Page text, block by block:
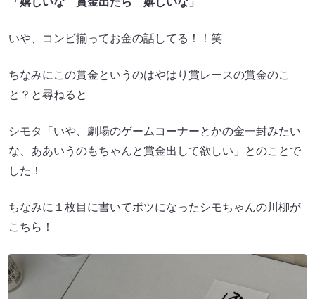
いや、コンビ揃ってお金の話してる！！笑
ちなみにこの賞金というのはやはり賞レースの賞金のこ
と？と尋ねると
シモタ「いや、劇場のゲームコーナーとかの金一封みたい
な、ああいうのもちゃんと賞金出して欲しい」とのことで
した！
ちなみに１枚目に書いてボツになったシモちゃんの川柳が
こちら！